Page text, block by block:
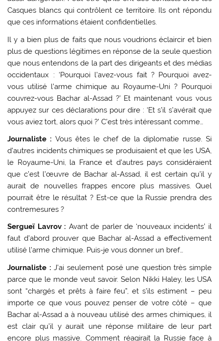
Casques blancs qui contrôlent ce territoire. Ils ont répondu
que ces informations étaient confidentielles.
Il y a bien plus de faits que nous voudrions éclaircir et bien
plus de questions légitimes en réponse de la seule question
que nous entendons de la part des dirigeants et des médias
occidentaux : ‘Pourquoi l’avez-vous fait ? Pourquoi avez-
vous utilisé l’arme chimique au Royaume-Uni ? Pourquoi
couvrez-vous Bachar al-Assad ?’ Et maintenant vous vous
appuyez sur ces déclarations pour dire : ‘Et s’il s’avérait que
vous aviez tort, alors quoi ?’ C’est très intéressant comme…
Journaliste : Vous êtes le chef de la diplomatie russe. Si
d’autres incidents chimiques se produisaient et que les USA,
le Royaume-Uni, la France et d’autres pays considéraient
que c’est l’œuvre de Bachar al-Assad, il est certain qu’il y
aurait de nouvelles frappes encore plus massives. Quel
pourrait être le résultat ? Est-ce que la Russie prendra des
contremesures ?
Sergueï Lavrov : Avant de parler de ‘nouveaux incidents’ il
faut d’abord prouver que Bachar al-Assad a effectivement
utilisé l’arme chimique. Puis-je vous donner un bref…
Journaliste : J’ai seulement posé une question très simple
parce que le monde veut savoir. Selon Nikki Haley, les USA
sont “chargés et prêts à faire feu”, et s’ils estiment – peu
importe ce que vous pouvez penser de votre côté – que
Bachar al-Assad a à nouveau utilisé des armes chimiques, il
est clair qu’il y aurait une réponse militaire de leur part
encore plus massive. Comment réagirait la Russie face à